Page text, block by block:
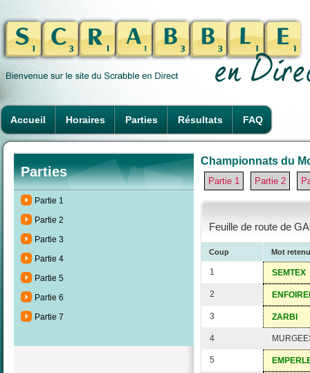
Accueil Horaires Parties Résultats FAQ
Parties
Partie 1
Partie 2
Partie 3
Partie 4
Partie 5
Partie 6
Partie 7
Championnats du
Partie 1 Partie 2
Feuille de route de
Coup Mot retenu
1 SEMTEX
2
3 ZARBI
4
5